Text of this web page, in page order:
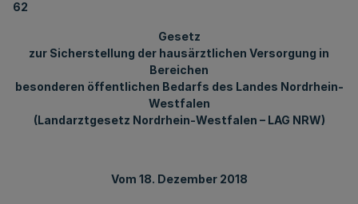
62
Gesetz
zur Sicherstellung der hausärztlichen Versorgung in
Bereichen
besonderen öffentlichen Bedarfs des Landes Nordrhein-
Westfalen
(Landarztgesetz Nordrhein-Westfalen – LAG NRW)
Vom 18. Dezember 2018